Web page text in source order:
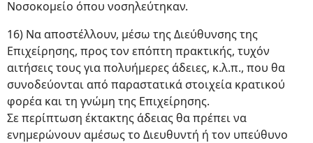
Νοσοκομείο όπου νοσηλεύτηκαν.
16) Να αποστέλλουν, μέσω της Διεύθυνσης της
Επιχείρησης, προς τον επόπτη πρακτικής, τυχόν
αιτήσεις τους για πολυήμερες άδειες, κ.λ.π., που θα
συνοδεύονται από παραστατικά στοιχεία κρατικού
φορέα και τη γνώμη της Επιχείρησης.
Σε περίπτωση έκτακτης άδειας θα πρέπει να
ενημερώνουν αμέσως το Διευθυντή ή τον υπεύθυνο